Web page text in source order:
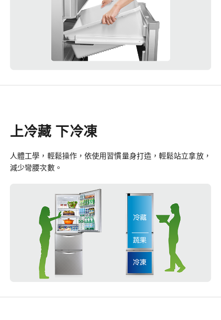
上冷藏 下冷凍
人體工學，輕鬆操作，依使用習慣量身打造，輕鬆站立拿放，
減少彎腰次數。